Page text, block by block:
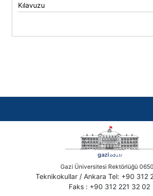
Kılavuzu
Gazi Üniversitesi Rektörlüğü
Teknikokullar / Ankara Tel: +90 312
Faks : +90 312 221 32 02